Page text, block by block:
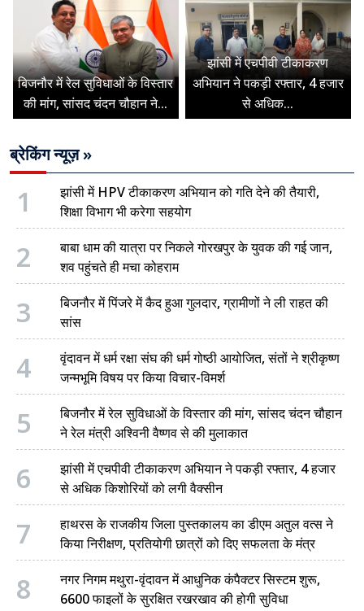
बिजनौर में रेल सुविधाओं के विस्तार
की मांग, सांसद चंदन चौहान ने...
झांसी में एचपीवी टीकाकरण
अभियान ने पकड़ी रफ्तार, 4 हजार
से अधिक...
ब्रेकिंग न्यूज़ »
1
झांसी में HPV टीकाकरण अभियान को गति देने की तैयारी,
शिक्षा विभाग भी करेगा सहयोग
2
बाबा धाम की यात्रा पर निकले गोरखपुर के युवक की गई जान,
शव पहुंचते ही मचा कोहराम
3
बिजनौर में पिंजरे में कैद हुआ गुलदार, ग्रामीणों ने ली राहत की
सांस
4
वृंदावन में धर्म रक्षा संघ की धर्म गोष्ठी आयोजित, संतों ने श्रीकृष्ण
जन्मभूमि विषय पर किया विचार-विमर्श
5
बिजनौर में रेल सुविधाओं के विस्तार की मांग, सांसद चंदन चौहान
ने रेल मंत्री अश्विनी वैष्णव से की मुलाकात
6
झांसी में एचपीवी टीकाकरण अभियान ने पकड़ी रफ्तार, 4 हजार
से अधिक किशोरियों को लगी वैक्सीन
7
हाथरस के राजकीय जिला पुस्तकालय का डीएम अतुल वत्स ने
किया निरीक्षण, प्रतियोगी छात्रों को दिए सफलता के मंत्र
8
नगर निगम मथुरा-वृंदावन में आधुनिक कंपैक्टर सिस्टम शुरू,
6600 फाइलों के सुरक्षित रखरखाव की होगी सुविधा